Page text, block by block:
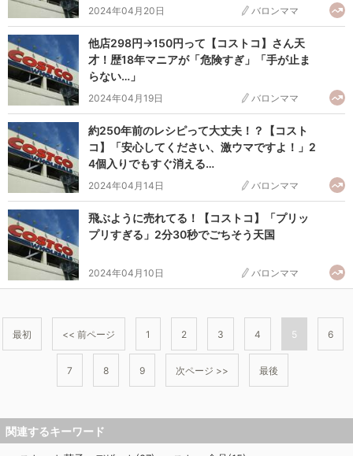
2024年04月20日 バロンママ
他店298円→150円って【コストコ】さん天
才！歴18年マニアが「危険すぎ」「手が止ま
らない…」
2024年04月19日 バロンママ
約250年前のレシピって大丈夫！？【コスト
コ】「安心してください、激ウマですよ！」2
4個入りでもすぐ消える…
2024年04月14日 バロンママ
飛ぶように売れてる！【コストコ】「プリッ
プリすぎる」2分30秒でごちそう天国
2024年04月10日 バロンママ
最初 << 前ページ 1 2 3 4 5 6
7 8 9 次ページ >> 最後
関連するキーワード